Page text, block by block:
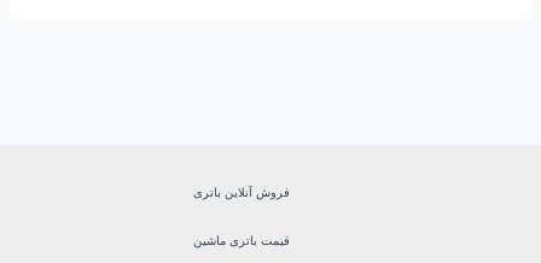
فروش آنلاین باتری
قیمت باتری ماشین